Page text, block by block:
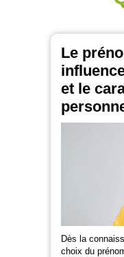
Le
et le
Dès la
choix du